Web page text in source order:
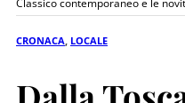
CRONACA LOCALE